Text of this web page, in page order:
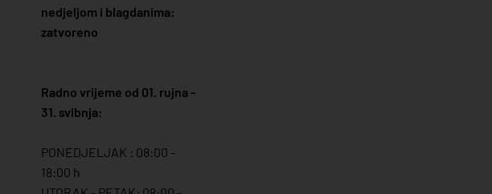
nedjeljom i blagdanima:
zatvoreno
Radno vrijeme od 01. rujna -
31. svibnja:
PONEDJELJAK : 08:00 -
18:00 h